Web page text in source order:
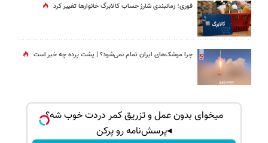
فوری؛ زمانبندی‌ شارژ حساب کالابرگ خانوارها تغییر کرد
چرا موشک‌های ایران تمام نمی‌شود؟ | پشت پرده چه خبر است
میخوای بدون عمل و تزریق کمر دردت خوب شه؟
◂پرسش‌نامه رو پرکن